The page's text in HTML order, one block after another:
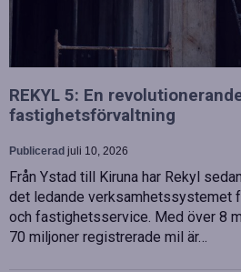
REKYL 5: En
fastighetsförvaltning
Publicerad juli 10, 2026
Från Ystad till Kiruna har Rekyl
det ledande verksamhetssystemet
och fastighetsservice. Med över 8
70 miljoner registrerade mil är…